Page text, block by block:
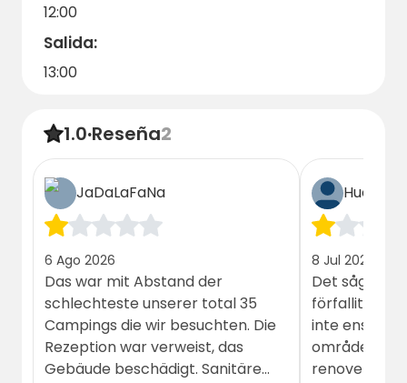
12:00
Salida:
13:00
1.0·Reseña2
JaDaLaFaNa
6 Ago 2026
Das war mit Abstand der
schlechteste unserer total 35
Campings die wir besuchten. Die
Rezeption war verweist, das
Gebäude beschädigt. Sanitäre
Huésped
8 Jul 2026
Det såg
förfallit,
inte ens att
område
renovering.